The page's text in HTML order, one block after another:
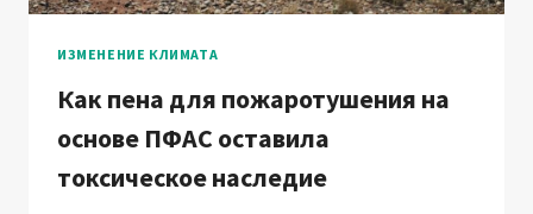
ИЗМЕНЕНИЕ КЛИМАТА
Как пена для пожаротушения на
основе ПФАС оставила
токсическое наследие